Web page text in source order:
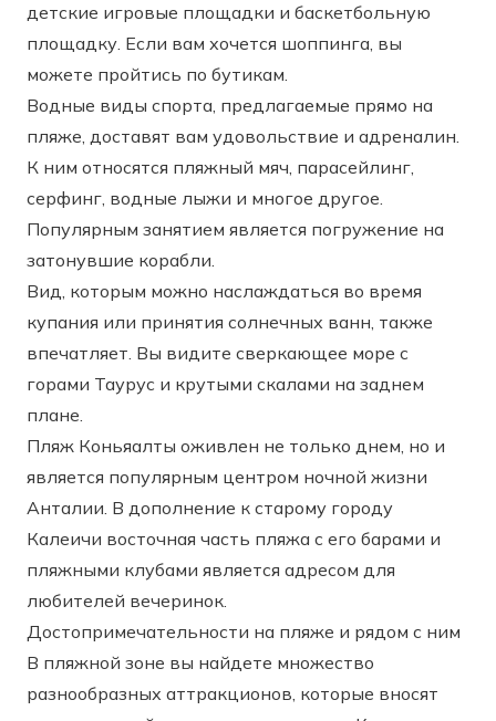
детские игровые площадки и баскетбольную
площадку. Если вам хочется шоппинга, вы
можете пройтись по бутикам.
Водные виды спорта, предлагаемые прямо на
пляже, доставят вам удовольствие и адреналин.
К ним относятся пляжный мяч, парасейлинг,
серфинг, водные лыжи и многое другое.
Популярным занятием является погружение на
затонувшие корабли.
Вид, которым можно наслаждаться во время
купания или принятия солнечных ванн, также
впечатляет. Вы видите сверкающее море с
горами Таурус и крутыми скалами на заднем
плане.
Пляж Коньяалты оживлен не только днем, но и
является популярным центром ночной жизни
Анталии. В дополнение к старому городу
Калеичи восточная часть пляжа с его барами и
пляжными клубами является адресом для
любителей вечеринок.
Достопримечательности на пляже и рядом с ним
В пляжной зоне вы найдете множество
разнообразных аттракционов, которые вносят